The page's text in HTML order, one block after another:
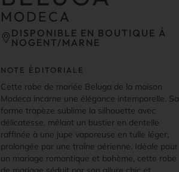
MODECA
DISPONIBLE EN BOUTIQUE À
NOGENT/MARNE
NOTE ÉDITORIALE
Cette robe de mariée Beluga de la maison
Modeca incarne une élégance intemporelle. Sa
forme trapèze sublime la silhouette avec
délicatesse, mêlant un bustier en dentelle
raffinée à une jupe vaporeuse en tulle léger,
prolongée par une traîne aérienne. Idéale pour
un mariage romantique et bohème, cette robe